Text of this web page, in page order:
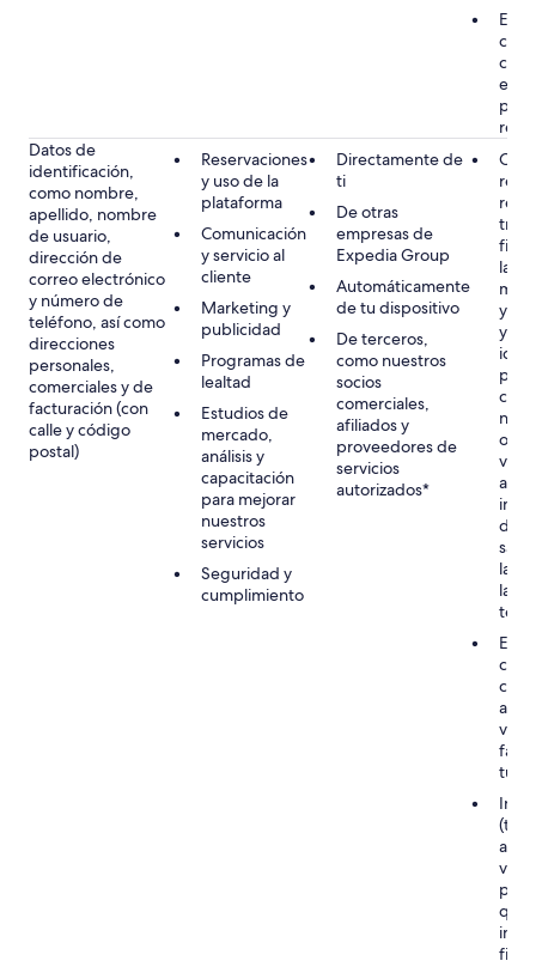
Datos de
identificación,
como nombre,
apellido, nombre
de usuario,
dirección de
correo electrónico
y número de
teléfono, así como
direcciones
personales,
comerciales y de
facturación (con
calle y código
postal)
Reservaciones
y uso de la
plataforma
Comunicación
y servicio al
cliente
Marketing y
publicidad
Programas de
lealtad
Estudios de
mercado,
análisis y
capacitación
para mejorar
nuestros
servicios
Seguridad y
cumplimiento
Directamente de
ti
De otras
empresas de
Expedia Group
Automáticamente
de tu dispositivo
De terceros,
como nuestros
socios
comerciales,
afiliados y
proveedores de
servicios
autorizados*
la
y
y
la
tus